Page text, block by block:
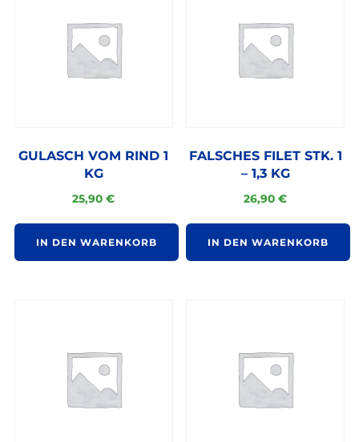
GULASCH VOM RIND 1
KG
25,90€
IN DEN WARENKORB
FALSCHES FILET STK. 1
– 1,3 KG
26,90€
IN DEN WARENKORB